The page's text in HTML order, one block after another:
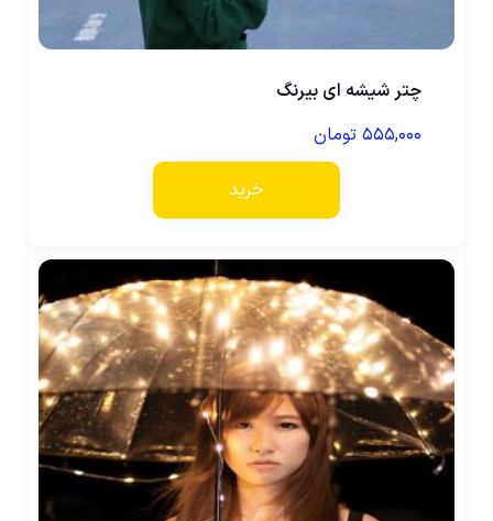
چتر شیشه ای بیرنگ
۵۵۵,۰۰۰ تومان
خرید